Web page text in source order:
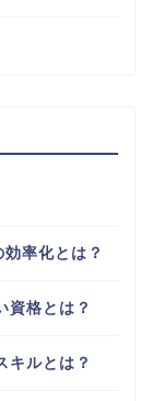
率化とは？
資格とは？
キルとは？